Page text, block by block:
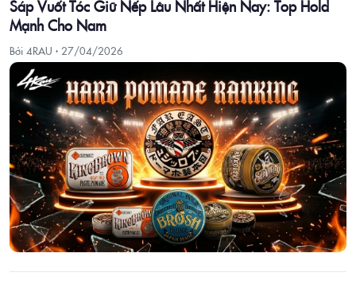
Sáp Vuốt Tóc Giữ Nếp Lâu Nhất Hiện Nay: Top Hold
Mạnh Cho Nam
Bởi 4RAU · 27/04/2026